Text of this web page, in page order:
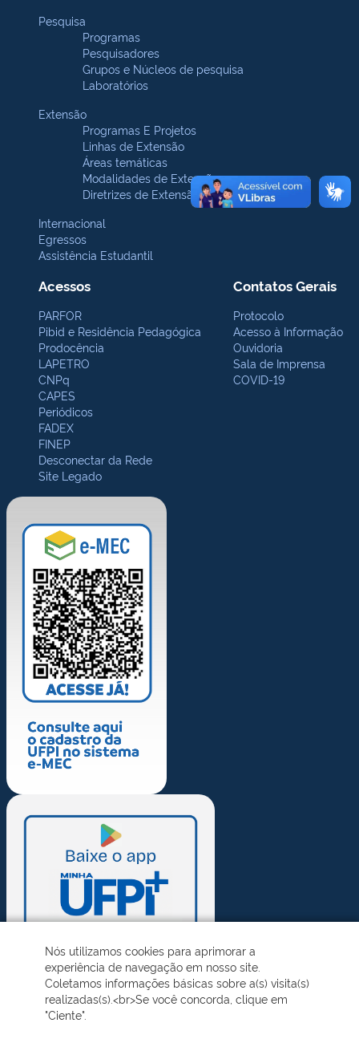
Pesquisa
Programas
Pesquisadores
Grupos e Núcleos de pesquisa
Laboratórios
Extensão
Programas E Projetos
Linhas de Extensão
Áreas temáticas
Modalidades de Extensão
Diretrizes de Extensão
Internacional
Egressos
Assistência Estudantil
Acessos
PARFOR
Pibid e Residência Pedagógica
Prodocência
LAPETRO
CNPq
CAPES
Periódicos
FADEX
FINEP
Desconectar da Rede
Site Legado
Contatos Gerais
Protocolo
Acesso à Informação
Ouvidoria
Sala de Imprensa
COVID-19
Nós utilizamos cookies para aprimorar a
experiência de navegação em nosso site.
Coletamos informações básicas sobre a(s) visita(s)
realizadas(s).<br>Se você concorda, clique em
"Ciente".